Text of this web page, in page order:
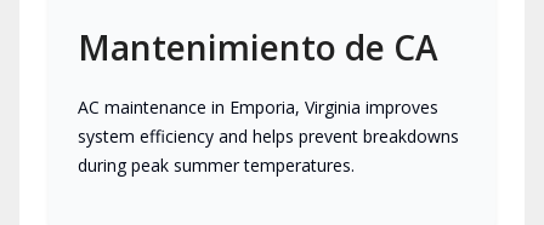
Mantenimiento de CA
AC maintenance in Emporia, Virginia improves
system efficiency and helps prevent breakdowns
during peak summer temperatures.